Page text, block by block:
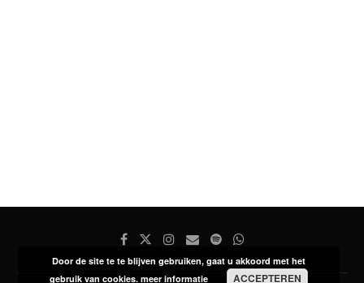
Door de site te te blijven gebruiken, gaat u akkoord met het
gebruik van cookies.meer informatie ACCEPTEREN